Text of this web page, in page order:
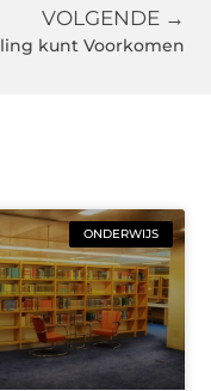
VOLGENDE →
kunt Voorkomen
ONDERWIJS